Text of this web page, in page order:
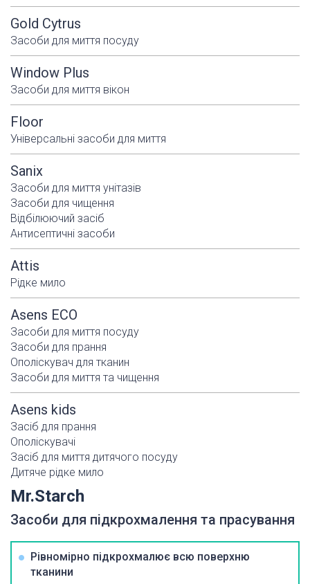
Gold Cytrus
Засоби для миття посуду
Window Plus
Засоби для миття вікон
Floor
Універсальні засоби для миття
Sanix
Засоби для миття унітазів
Засоби для чищення
Відбілюючий засіб
Антисептичні засоби
Attis
Рідке мило
Asens ECO
Засоби для миття посуду
Засоби для прання
Ополіскувач для тканин
Засоби для миття та чищення
Asens kids
Засіб для прання
Ополіскувачі
Засіб для миття дитячого посуду
Дитяче рідке мило
Mr.Starch
Засоби для підкрохмалення та прасування
Рівномірно підкрохмалює всю поверхню
тканини